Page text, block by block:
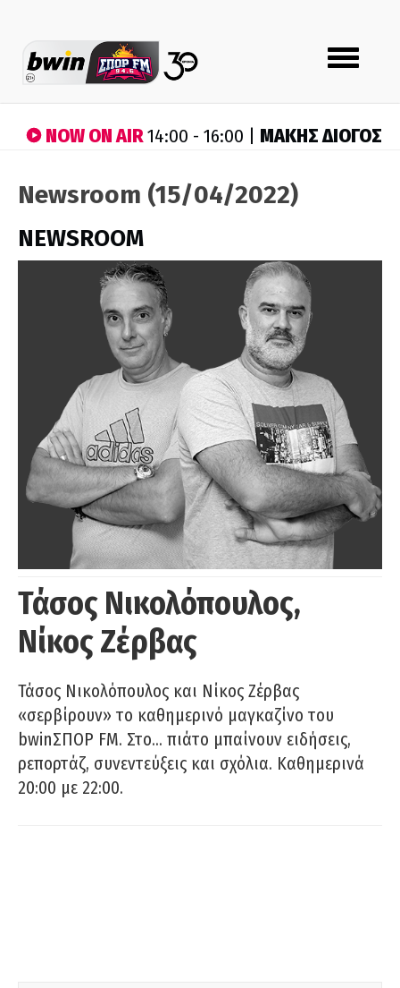
Toggle
navigation
NOW ON AIR14:00 - 16:00 | ΜΑΚΗΣ ΔΙΟΓΟΣ
Newsroom (15/04/2022)
NEWSROOM
Τάσος Νικολόπουλος,
Νίκος Ζέρβας
Τάσος Νικολόπουλος και Νίκος Ζέρβας
«σερβίρουν» το καθημερινό μαγκαζίνο του
bwinΣΠΟΡ FM. Στο… πιάτο μπαίνουν ειδήσεις,
ρεπορτάζ, συνεντεύξεις και σχόλια. Καθημερινά
20:00 με 22:00.